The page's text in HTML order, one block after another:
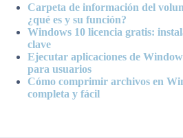
Carpeta de información del
¿qué es y su función?
Windows 10 licencia gratis:
clave
Ejecutar aplicaciones de
para usuarios
Cómo comprimir archivos en
completa y fácil